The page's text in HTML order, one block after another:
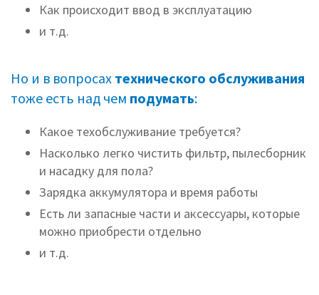
Как происходит ввод в эксплуатацию
и т.д.
Но и в вопросах технического обслуживания
тоже есть над чем подумать:
Какое техобслуживание требуется?
Насколько легко чистить фильтр, пылесборник
и насадку для пола?
Зарядка аккумулятора и время работы
Есть ли запасные части и аксессуары, которые
можно приобрести отдельно
и т.д.